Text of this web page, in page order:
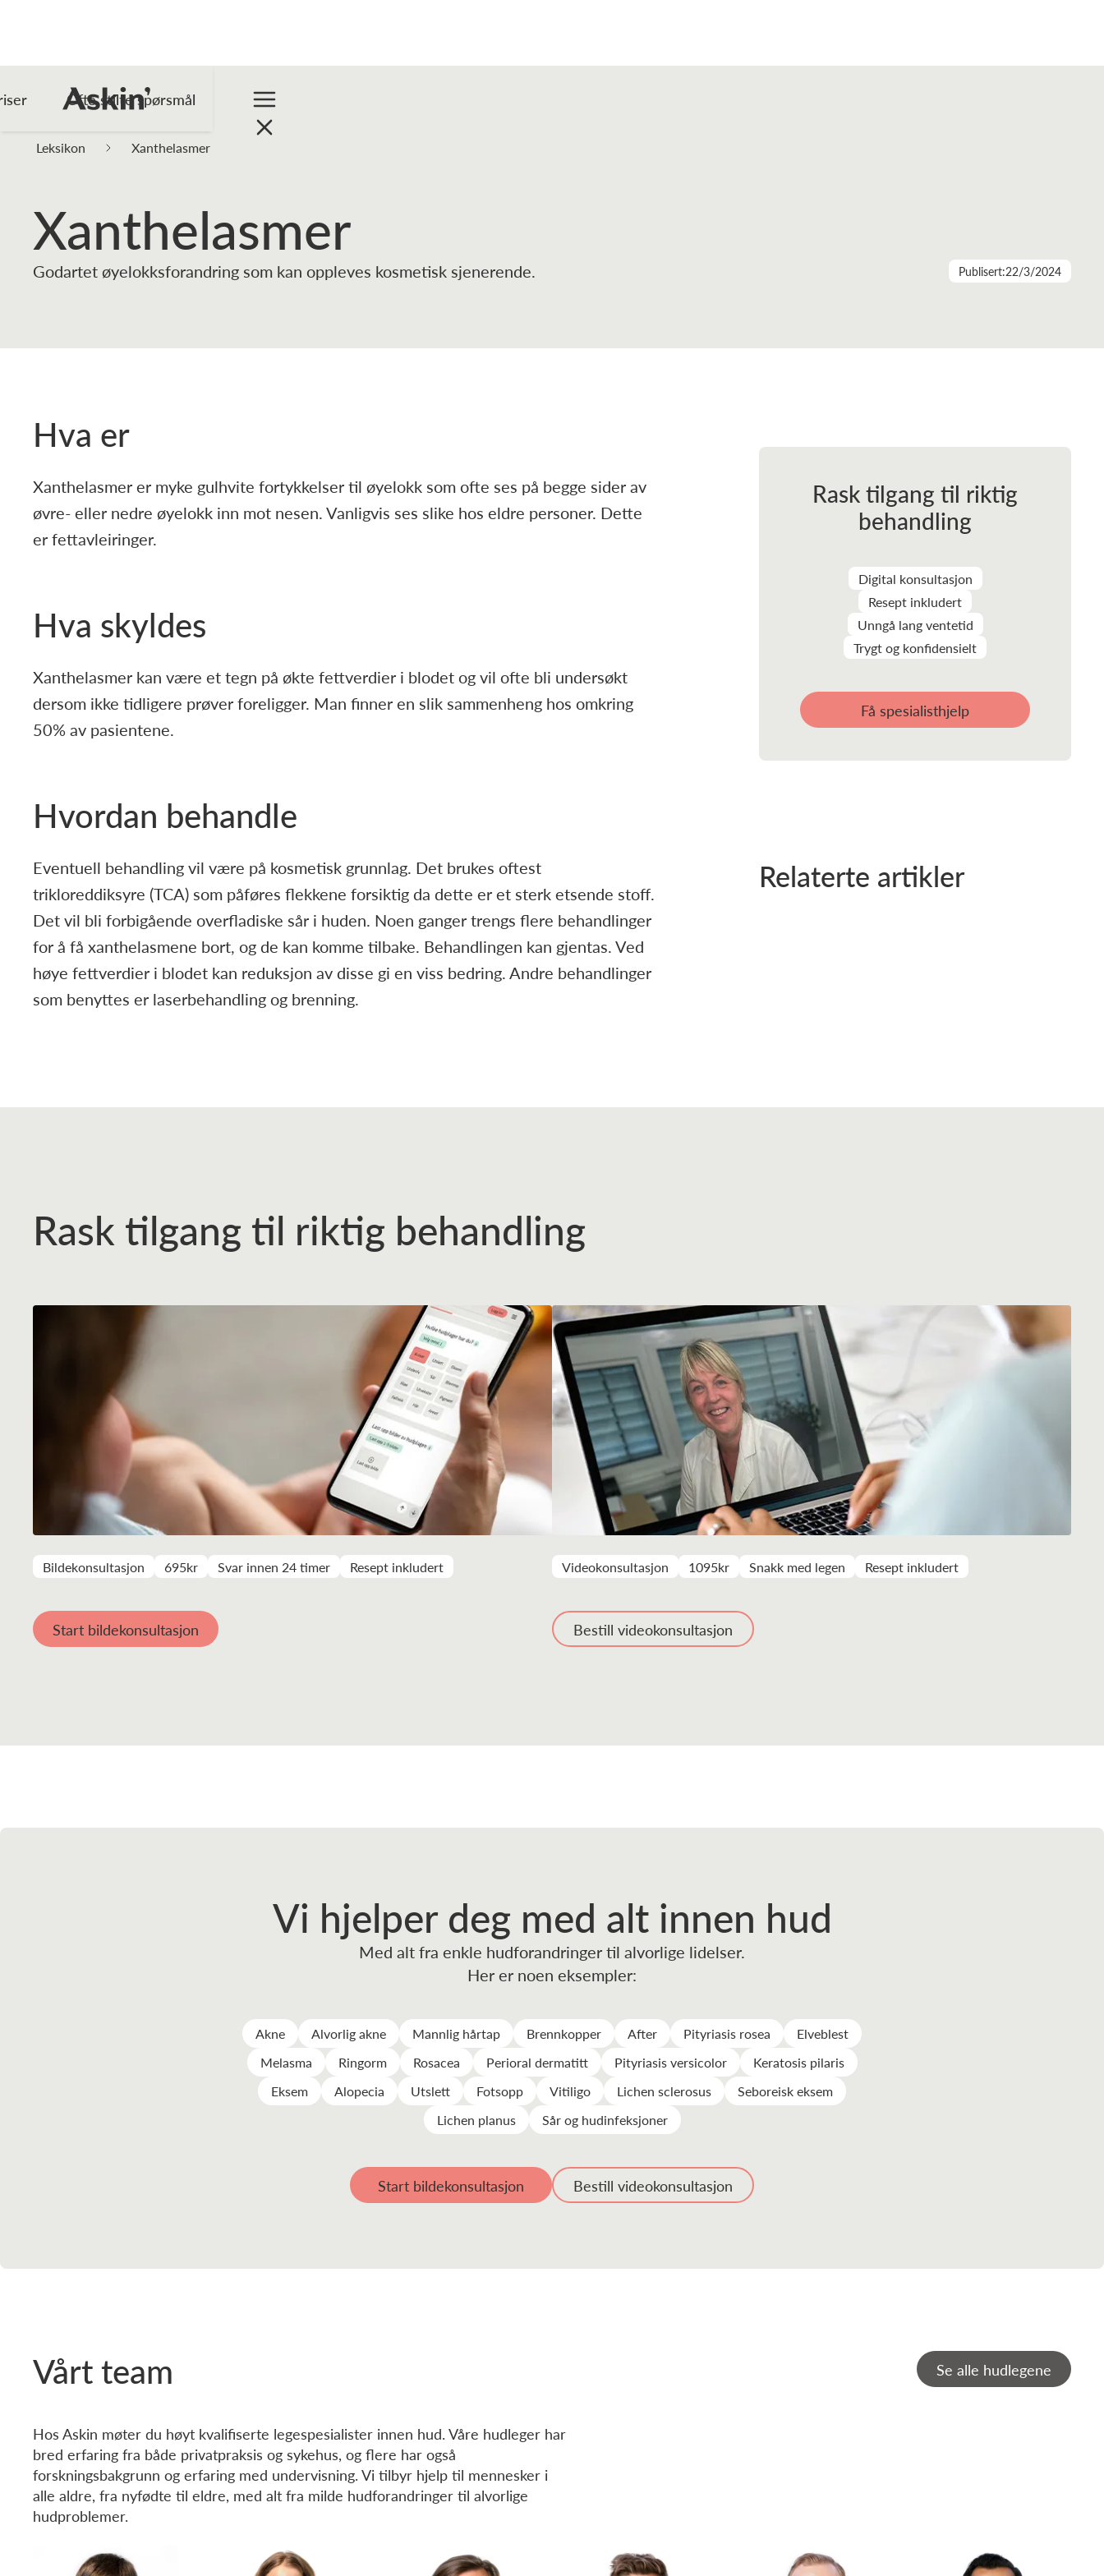
Ofte stilte spørsmål
Leksikon Xanthelasmer
Xanthelasmer
Godartet øyelokksforandring som kan oppleves kosmetisk sjenerende. Publisert:22/3/2024
Hva er
Xanthelasmer er myke gulhvite fortykkelser til øyelokk som ofte ses på begge sider av
øvre- eller nedre øyelokk inn mot nesen. Vanligvis ses slike hos eldre personer. Dette
er fettavleiringer.
Hva skyldes
Xanthelasmer kan være et tegn på økte fettverdier i blodet og vil ofte bli undersøkt
dersom ikke tidligere prøver foreligger. Man finner en slik sammenheng hos omkring
50% av pasientene.
Hvordan behandle
Eventuell behandling vil være på kosmetisk grunnlag. Det brukes oftest
trikloreddiksyre (TCA) som påføres flekkene forsiktig da dette er et sterk etsende stoff.
Det vil bli forbigående overfladiske sår i huden. Noen ganger trengs flere behandlinger
for å få xanthelasmene bort, og de kan komme tilbake. Behandlingen kan gjentas. Ved
høye fettverdier i blodet kan reduksjon av disse gi en viss bedring. Andre behandlinger
som benyttes er laserbehandling og brenning.
Rask tilgang til riktig
behandling
Digital konsultasjon
Resept inkludert
Unngå lang ventetid
Trygt og konfidensielt
Få spesialisthjelp
Relaterte artikler
Rask tilgang til riktig behandling
Bildekonsultasjon 695kr Svar innen 24 timer Resept inkludert
Start bildekonsultasjon
Videokonsultasjon 1095kr Snakk med legen Resept inkludert
Bestill videokonsultasjon
Vi hjelper deg med alt innen hud
Med alt fra enkle hudforandringer til alvorlige lidelser.
Her er noen eksempler:
Akne Alvorlig akne Mannlig hårtap Brennkopper After Pityriasis rosea
Elveblest
Melasma
Ringorm Rosacea Perioral dermatitt Pityriasis versicolor
Keratosis pilaris
Eksem
Alopecia Utslett Fotsopp Vitiligo Lichen sclerosus
Seboreisk eksem
Lichen planus
Sår og hudinfeksjoner
Start bildekonsultasjon Bestill videokonsultasjon
Vårt team Se alle hudlegene
Hos Askin møter du høyt kvalifiserte legespesialister innen hud. Våre hudleger har
bred erfaring fra både privatpraksis og sykehus, og flere har også
forskningsbakgrunn og erfaring med undervisning. Vi tilbyr hjelp til mennesker i
alle aldre, fra nyfødte til eldre, med alt fra milde hudforandringer til alvorlige
hudproblemer.
Xiaotong Li Roza Garvik Vladimir Jankovic Christian Vestli Christoffer Aam Ingvaldsen